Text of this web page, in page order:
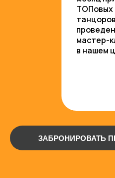
ТОПовых
мастер-
в нашем
ЗАБРОНИРОВАТЬ